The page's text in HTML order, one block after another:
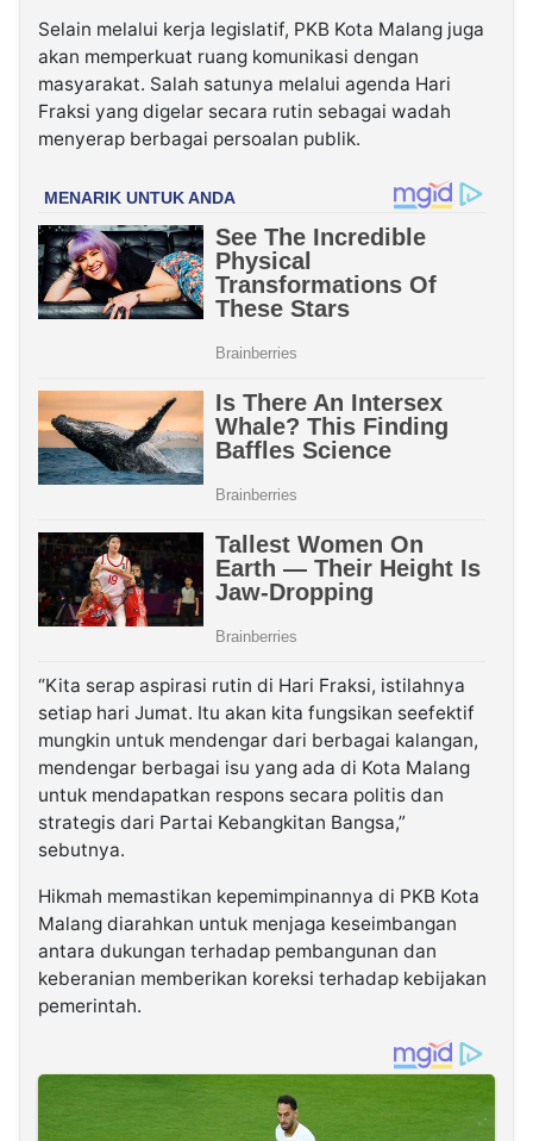
Selain melalui kerja legislatif, PKB Kota Malang juga
akan memperkuat ruang komunikasi dengan
masyarakat. Salah satunya melalui agenda Hari
Fraksi yang digelar secara rutin sebagai wadah
menyerap berbagai persoalan publik.
“Kita serap aspirasi rutin di Hari Fraksi, istilahnya
setiap hari Jumat. Itu akan kita fungsikan seefektif
mungkin untuk mendengar dari berbagai kalangan,
mendengar berbagai isu yang ada di Kota Malang
untuk mendapatkan respons secara politis dan
strategis dari Partai Kebangkitan Bangsa,”
sebutnya.
Hikmah memastikan kepemimpinannya di PKB Kota
Malang diarahkan untuk menjaga keseimbangan
antara dukungan terhadap pembangunan dan
keberanian memberikan koreksi terhadap kebijakan
pemerintah.